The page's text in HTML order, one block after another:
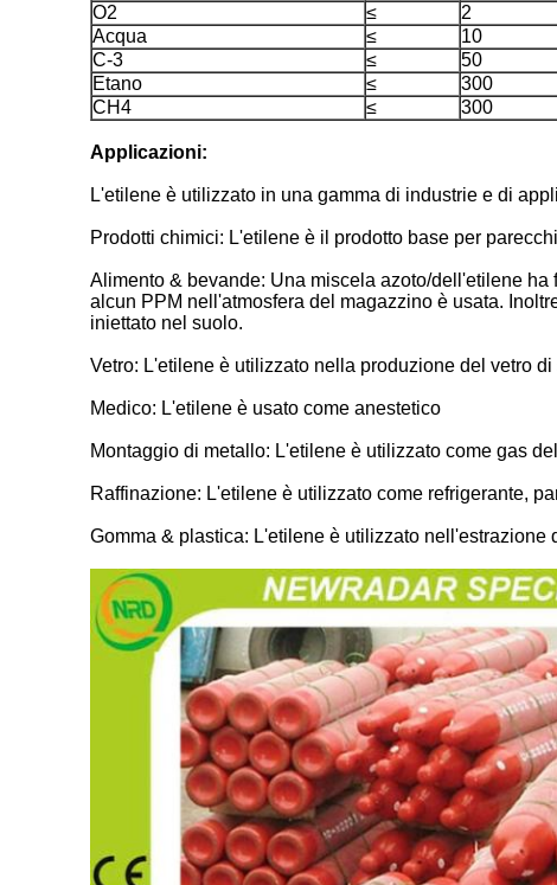
O2
≤ 2
Acqua
≤ 10
C-3
≤ 50
Etano
≤ 300
CH4
≤ 300
Applicazioni:
L'etilene è utilizzato in una gamma di industrie e di
Prodotti chimici: L'etilene è il prodotto base per
Alimento & bevande: Una miscela azoto/dell'etilene
alcun PPM nell'atmosfera del magazzino è usata.
iniettato nel suolo.
Vetro: L'etilene è utilizzato nella produzione del vetro
Medico: L'etilene è usato come anestetico
Montaggio di metallo: L'etilene è utilizzato come gas
Raffinazione: L'etilene è utilizzato come refrigerante,
Gomma & plastica: L'etilene è utilizzato nell'estrazione